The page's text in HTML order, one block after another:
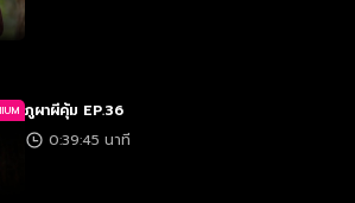
ภูผาผีคุ้ม EP.36
0:39:45 นาที